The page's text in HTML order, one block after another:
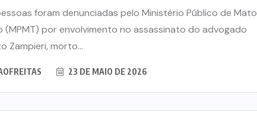
foram denunciadas pelo Ministério Público de Mato
(MPMT) por envolvimento no assassinato do advogado
Zampieri, morto...
23 DE MAIO DE 2026